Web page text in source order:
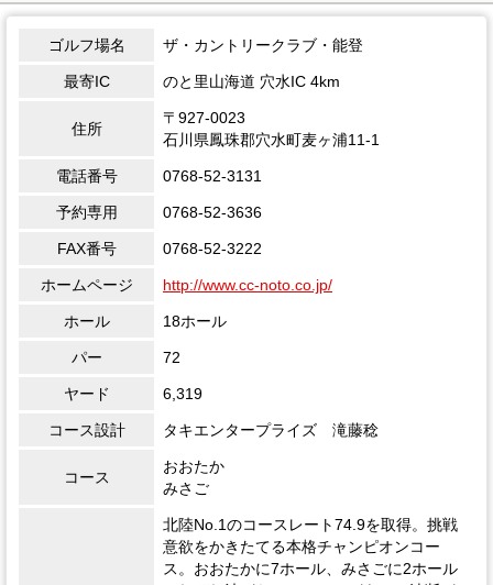
ゴルフ場名 ザ・カントリークラブ・能登
最寄IC のと里山海道 穴水IC 4km
住所
〒927-0023
石川県鳳珠郡穴水町麦ヶ浦11-1
電話番号 0768-52-3131
予約専用 0768-52-3636
FAX番号 0768-52-3222
ホームページ http://www.cc-noto.co.jp/
ホール 18ホール
パー 72
ヤード 6,319
コース設計 タキエンタープライズ 滝藤稔
コース
おおたか
みさご
北陸No.1のコースレート74.9を取得。挑戦
意欲をかきたてる本格チャンピオンコー
ス。おおたかに7ホール、みさごに2ホール